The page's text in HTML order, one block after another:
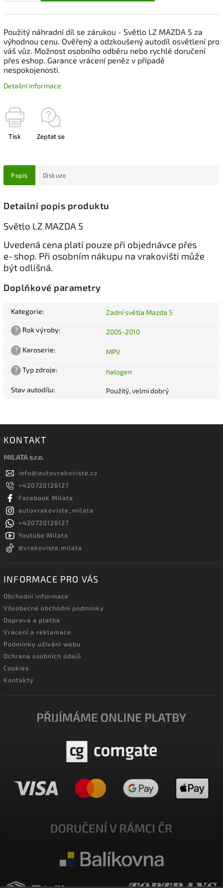
Použitý náhradní díl se zárukou - Světlo LZ MAZDA 5 za
výhodnou cenu. Ověřený a odzkoušený autodíl osvětlení pro
váš vůz. Možnost osobního odběru nebo rychlé doručení
přes eshop. Garance vrácení peněz v případě
nespokojenosti.
Detailní informace
Tisk Zeptat se
Popis Diskuze
Detailní popis produktu
Světlo LZ MAZDA 5
Uvedená cena platí pouze při objednávce přes
e‑shop. Při osobním nákupu na vrakovišti může
být odlišná.
Doplňkové parametry
Kategorie: Zadní světla Mazda 5
? Rok výroby: 2005-2010
? Karoserie: MPV
? Typ zdroje: halogen
Stav autodílu: Použitý, velmi dobrý
KONTAKT
MILATA s.r.o.
info@iautovrakoviste.cz
+420720126127
Facebook Milata
autovrakoviste_milata
+420720126127
Youtube Milata
@vrakoviste.milata
INFORMACE PRO VÁS
Obchodní informace
Všeobecné obchodní podmínky
Doprava a platba
Vrácení a reklamace
Podmínky užívání webu
Ochrana osobních údajů
Cookies
Kontakty